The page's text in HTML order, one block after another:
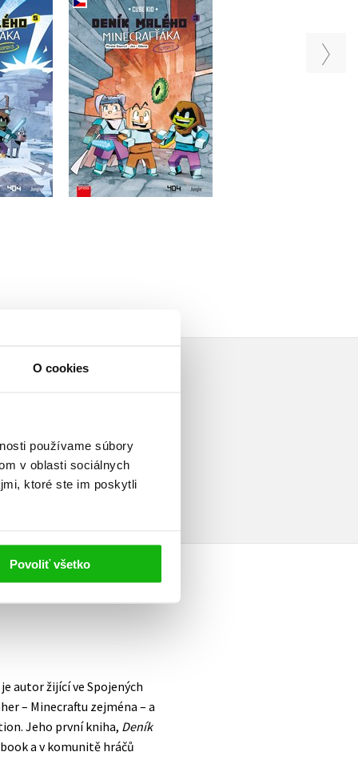
O cookies
používame súbory
v oblasti sociálnych
ktoré ste im poskytli
Povoliť všetko
komiks
Deník malého
Minecrafťáka: komiks
3
Cube Kid
Do košíka
6,79 €
Cube Kid
autor žijící ve Spojených
– Minecraftu zejména – a
Jeho první kniha, Deník
a v komunitě hráčů